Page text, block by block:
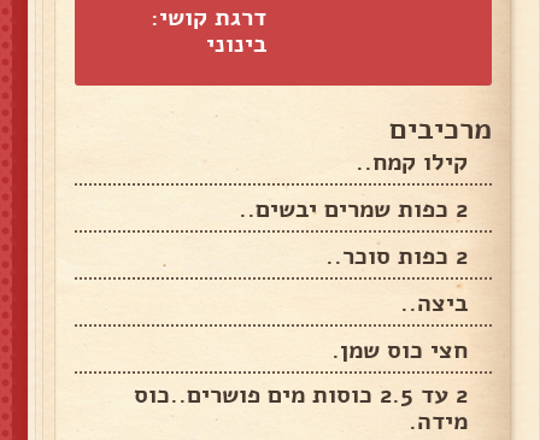
דרגת קושי:
בינוני
מרכיבים
קילו קמח..
2 כפות שמרים יבשים..
2 כפות סוכר..
ביצה..
חצי כוס שמן.
2 עד 2.5 כוסות מים פושרים..כוס
מידה.